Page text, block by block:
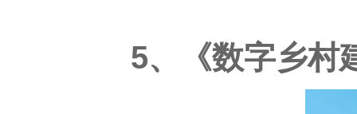
5、 《数字乡